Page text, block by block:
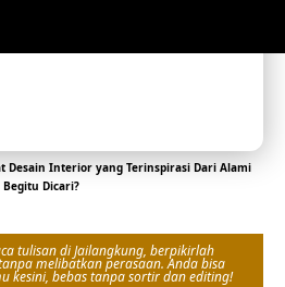
Desain Interior yang Terinspirasi Dari Alami
Begitu Dicari?
tulisan di Jailangkung, berpikirlah
melibatkan perasaan. Anda bisa
kesini, bebas tanpa sortir dan editing!